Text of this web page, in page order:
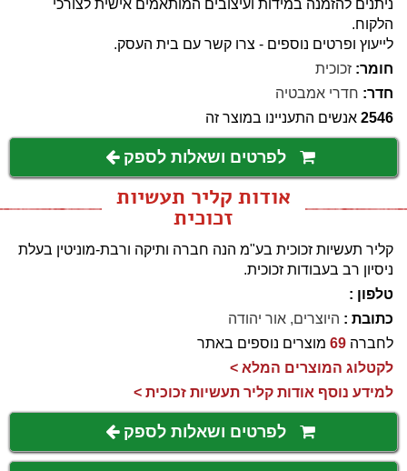
ניתנים להזמנה במידות ועיצובים המותאמים אישית לצורכי
הלקוח.
לייעוץ ופרטים נוספים - צרו קשר עם בית העסק.
חומר: זכוכית
חדר: חדרי אמבטיה
2546 אנשים התעניינו במוצר זה
לפרטים ושאלות לספק
אודות קליר תעשיות
זכוכית
קליר תעשיות זכוכית בע"מ הנה חברה ותיקה ורבת-מוניטין בעלת
ניסיון רב בעבודות זכוכית.
טלפון :
כתובת : היוצרים, אור יהודה
לחברה 69 מוצרים נוספים באתר
לקטלוג המוצרים המלא >
למידע נוסף אודות קליר תעשיות זכוכית >
לפרטים ושאלות לספק